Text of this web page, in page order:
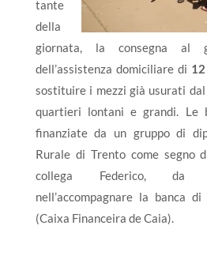
tante
della
giornata, la consegna al
dell’assistenza domiciliare di
sostituire i mezzi già usurati
quartieri lontani e grandi. Le
finanziate da un gruppo di
Rurale di Trento come segno
collega Federico, da
nell’accompagnare la banca
(Caixa Financeira de Caia).